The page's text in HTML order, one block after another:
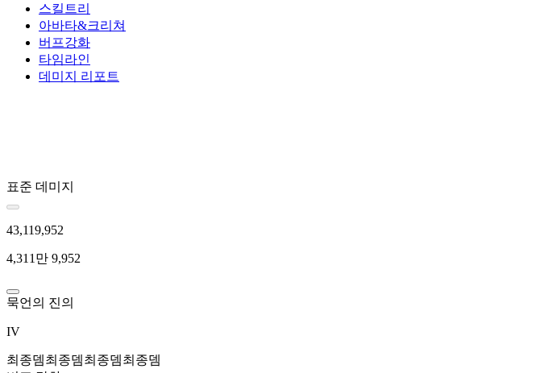
스킬트리
아바타&크리쳐
버프강화
타임라인
데미지 리포트
표준 데미지
43,119,952
4,311만 9,952
묵언의 진의
IV
최종뎀최종뎀최종뎀최종뎀